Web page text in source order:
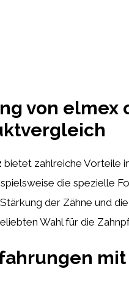
von elmex
bietet zahlreiche Vorteile
die spezielle
der Zähne und
Wahl für die